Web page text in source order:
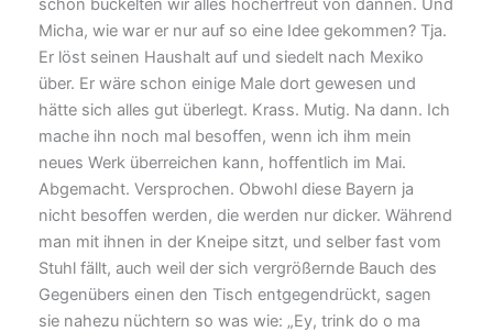
schon buckelten wir alles hocherfreut von dannen. Und
Micha, wie war er nur auf so eine Idee gekommen? Tja.
Er löst seinen Haushalt auf und siedelt nach Mexiko
über. Er wäre schon einige Male dort gewesen und
hätte sich alles gut überlegt. Krass. Mutig. Na dann. Ich
mache ihn noch mal besoffen, wenn ich ihm mein
neues Werk überreichen kann, hoffentlich im Mai.
Abgemacht. Versprochen. Obwohl diese Bayern ja
nicht besoffen werden, die werden nur dicker. Während
man mit ihnen in der Kneipe sitzt, und selber fast vom
Stuhl fällt, auch weil der sich vergrößernde Bauch des
Gegenübers einen den Tisch entgegendrückt, sagen
sie nahezu nüchtern so was wie: „Ey, trink do o ma